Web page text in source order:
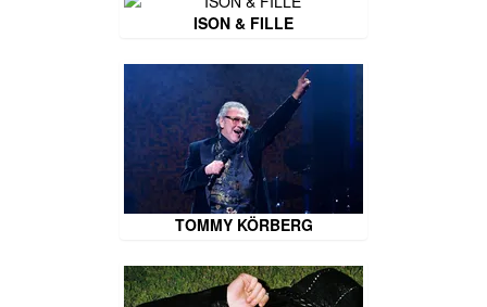
ISON & FILLE
TOMMY KÖRBERG